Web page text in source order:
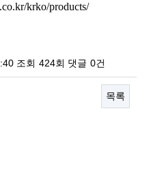
krko/products/
조회 424회 댓글 0건
목록